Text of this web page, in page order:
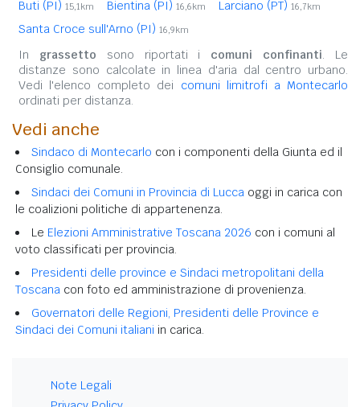
Buti (PI) 15,1km Bientina (PI) 16,6km Larciano (PT) 16,7km
Santa Croce sull'Arno (PI) 16,9km
In grassetto sono riportati i comuni confinanti. Le
distanze sono calcolate in linea d'aria dal centro urbano.
Vedi l'elenco completo dei comuni limitrofi a Montecarlo
ordinati per distanza.
Vedi anche
Sindaco di Montecarlo con i componenti della Giunta ed il
Consiglio comunale.
Sindaci dei Comuni in Provincia di Lucca oggi in carica con
le coalizioni politiche di appartenenza.
Le Elezioni Amministrative Toscana 2026 con i comuni al
voto classificati per provincia.
Presidenti delle province e Sindaci metropolitani della
Toscana con foto ed amministrazione di provenienza.
Governatori delle Regioni, Presidenti delle Province e
Sindaci dei Comuni italiani in carica.
Note Legali